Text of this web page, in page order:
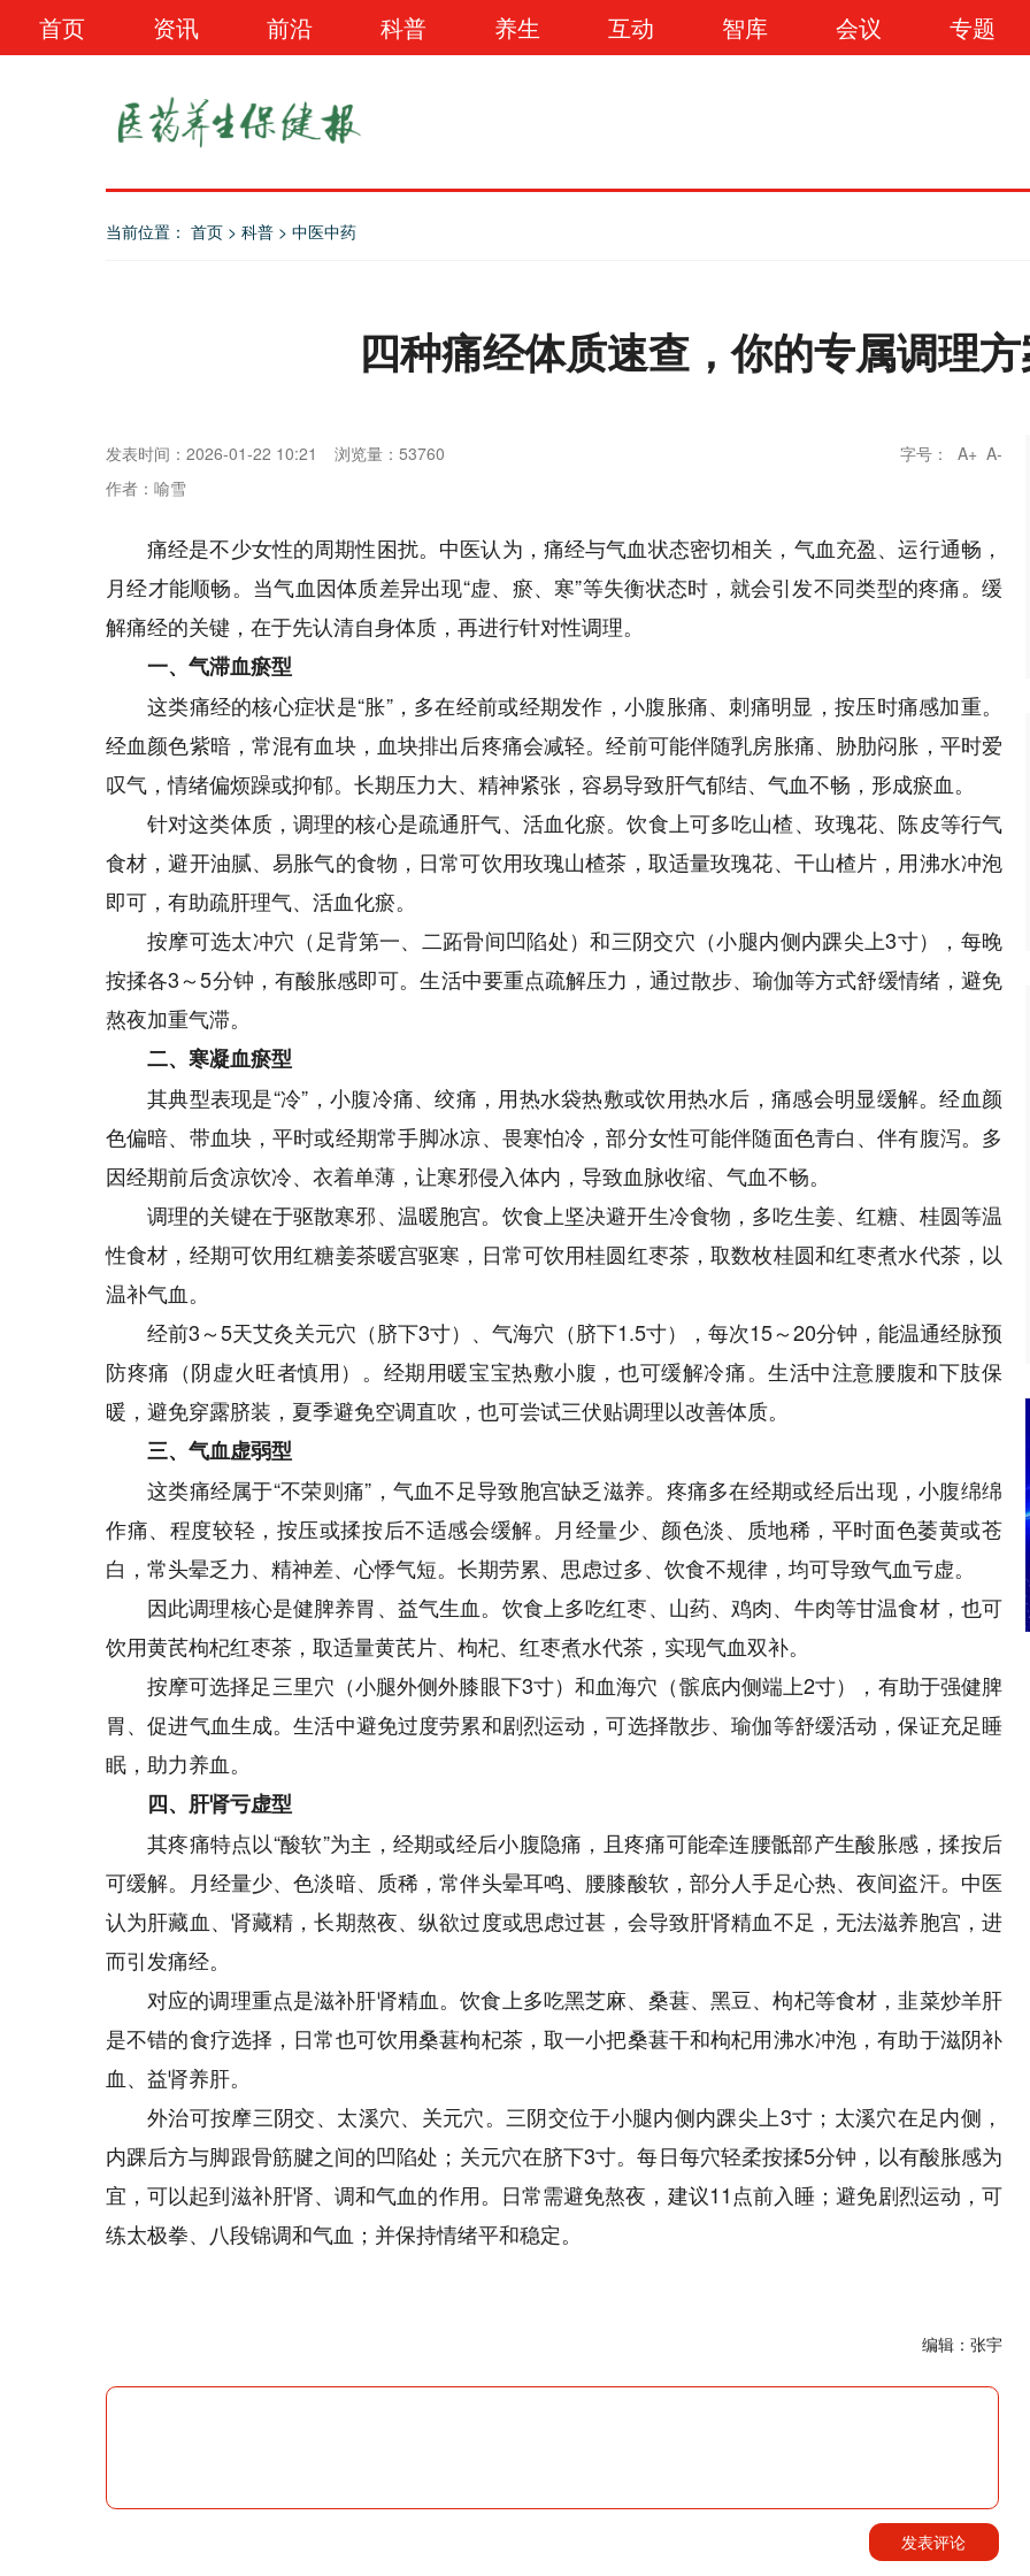
首页 资讯 前沿 科普 养生 互动 智库 会议 专题
当前位置： 首页 > 科普 > 中医中药
四种痛经体质速查，你的专属调理
发表时间：2026-01-22 10:21 浏览量：53760 字号： A+ A-
作者：喻雪
痛经是不少女性的周期性困扰。中医认为，痛经与气血状态密切相关，气血充盈、运行通畅，
月经才能顺畅。当气血因体质差异出现“虚、瘀、寒”等失衡状态时，就会引发不同类型的疼痛。缓
解痛经的关键，在于先认清自身体质，再进行针对性调理。
一、气滞血瘀型
这类痛经的核心症状是“胀”，多在经前或经期发作，小腹胀痛、刺痛明显，按压时痛感加重。
经血颜色紫暗，常混有血块，血块排出后疼痛会减轻。经前可能伴随乳房胀痛、胁肋闷胀，平时爱
叹气，情绪偏烦躁或抑郁。长期压力大、精神紧张，容易导致肝气郁结、气血不畅，形成瘀血。
针对这类体质，调理的核心是疏通肝气、活血化瘀。饮食上可多吃山楂、玫瑰花、陈皮等行气
食材，避开油腻、易胀气的食物，日常可饮用玫瑰山楂茶，取适量玫瑰花、干山楂片，用沸水冲泡
即可，有助疏肝理气、活血化瘀。
按摩可选太冲穴（足背第一、二跖骨间凹陷处）和三阴交穴（小腿内侧内踝尖上3寸），每晚
按揉各3～5分钟，有酸胀感即可。生活中要重点疏解压力，通过散步、瑜伽等方式舒缓情绪，避免
熬夜加重气滞。
二、寒凝血瘀型
其典型表现是“冷”，小腹冷痛、绞痛，用热水袋热敷或饮用热水后，痛感会明显缓解。经血颜
色偏暗、带血块，平时或经期常手脚冰凉、畏寒怕冷，部分女性可能伴随面色青白、伴有腹泻。多
因经期前后贪凉饮冷、衣着单薄，让寒邪侵入体内，导致血脉收缩、气血不畅。
调理的关键在于驱散寒邪、温暖胞宫。饮食上坚决避开生冷食物，多吃生姜、红糖、桂圆等温
性食材，经期可饮用红糖姜茶暖宫驱寒，日常可饮用桂圆红枣茶，取数枚桂圆和红枣煮水代茶，以
温补气血。
经前3～5天艾灸关元穴（脐下3寸）、气海穴（脐下1.5寸），每次15～20分钟，能温通经脉预
防疼痛（阴虚火旺者慎用）。经期用暖宝宝热敷小腹，也可缓解冷痛。生活中注意腰腹和下肢保
暖，避免穿露脐装，夏季避免空调直吹，也可尝试三伏贴调理以改善体质。
三、气血虚弱型
这类痛经属于“不荣则痛”，气血不足导致胞宫缺乏滋养。疼痛多在经期或经后出现，小腹绵绵
作痛、程度较轻，按压或揉按后不适感会缓解。月经量少、颜色淡、质地稀，平时面色萎黄或苍
白，常头晕乏力、精神差、心悸气短。长期劳累、思虑过多、饮食不规律，均可导致气血亏虚。
因此调理核心是健脾养胃、益气生血。饮食上多吃红枣、山药、鸡肉、牛肉等甘温食材，也可
饮用黄芪枸杞红枣茶，取适量黄芪片、枸杞、红枣煮水代茶，实现气血双补。
按摩可选择足三里穴（小腿外侧外膝眼下3寸）和血海穴（髌底内侧端上2寸），有助于强健脾
胃、促进气血生成。生活中避免过度劳累和剧烈运动，可选择散步、瑜伽等舒缓活动，保证充足睡
眠，助力养血。
四、肝肾亏虚型
其疼痛特点以“酸软”为主，经期或经后小腹隐痛，且疼痛可能牵连腰骶部产生酸胀感，揉按后
可缓解。月经量少、色淡暗、质稀，常伴头晕耳鸣、腰膝酸软，部分人手足心热、夜间盗汗。中医
认为肝藏血、肾藏精，长期熬夜、纵欲过度或思虑过甚，会导致肝肾精血不足，无法滋养胞宫，进
而引发痛经。
对应的调理重点是滋补肝肾精血。饮食上多吃黑芝麻、桑葚、黑豆、枸杞等食材，韭菜炒羊肝
是不错的食疗选择，日常也可饮用桑葚枸杞茶，取一小把桑葚干和枸杞用沸水冲泡，有助于滋阴补
血、益肾养肝。
外治可按摩三阴交、太溪穴、关元穴。三阴交位于小腿内侧内踝尖上3寸；太溪穴在足内侧，
内踝后方与脚跟骨筋腱之间的凹陷处；关元穴在脐下3寸。每日每穴轻柔按揉5分钟，以有酸胀感为
宜，可以起到滋补肝肾、调和气血的作用。日常需避免熬夜，建议11点前入睡；避免剧烈运动，可
练太极拳、八段锦调和气血；并保持情绪平和稳定。
编辑：张宇
发表评论